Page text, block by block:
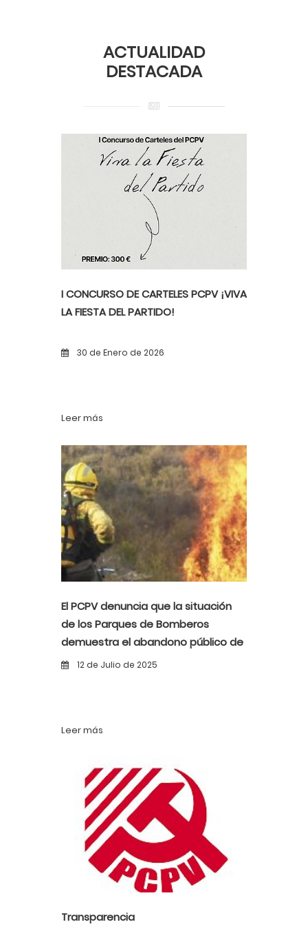
ACTUALIDAD
DESTACADA
I CONCURSO DE CARTELES PCPV ¡VIVA
LA FIESTA DEL PARTIDO!
30 de Enero de 2026
Leer más
El PCPV denuncia que la situación
de los Parques de Bomberos
demuestra el abandono público de
las emergencias y la desprotección
12 de Julio de 2025
Leer más
Transparencia